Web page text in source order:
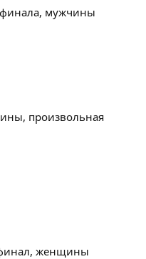
финала, мужчины
произвольная
женщины